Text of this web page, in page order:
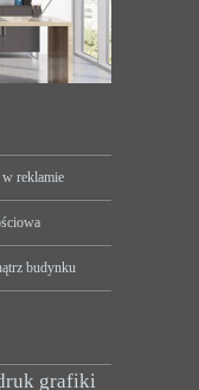
reklamie
budynku
grafiki